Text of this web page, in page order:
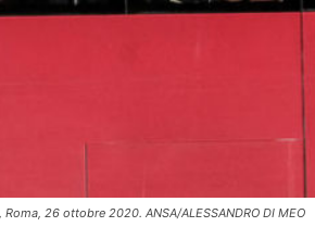
26 ottobre 2020. ANSA/ALESSANDRO DI MEO